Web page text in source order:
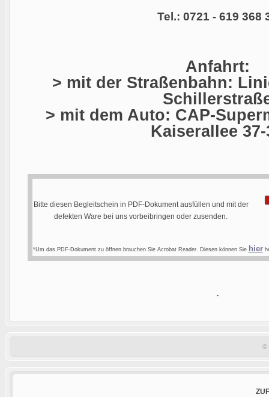
Tel.: 0721 - 619 368
Anfahrt:
> mit der Straßenbahn:
> mit dem Auto: CAP-
Kaiserallee 37-
Bitte diesen Begleitschein in PDF-Dokument ausfüllen und mit der
defekten Ware bei uns vorbeibringen oder zusenden.
*Um das PDF-Dokument zu öffnen brauchen Sie Acrobat Reader. Diesen können Sie hier
.
©